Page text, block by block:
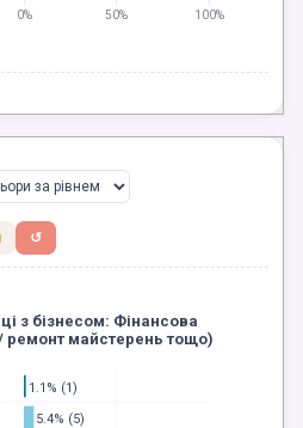
0% 50% 100%
↺
1.1% (1)
5.4% (5)
з бізнесом: Фінансова
/ ремонт майстерень тощо)